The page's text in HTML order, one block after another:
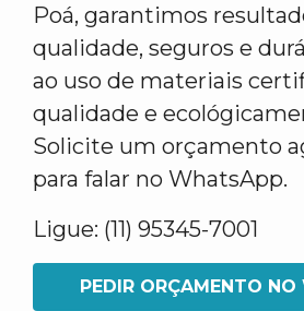
Poá, garantimos
qualidade, seguros e
ao uso de materiais
qualidade e
Solicite um orçamento
para falar no WhatsApp.
Ligue: (11) 95345-7001
PEDIR ORÇAMENTO